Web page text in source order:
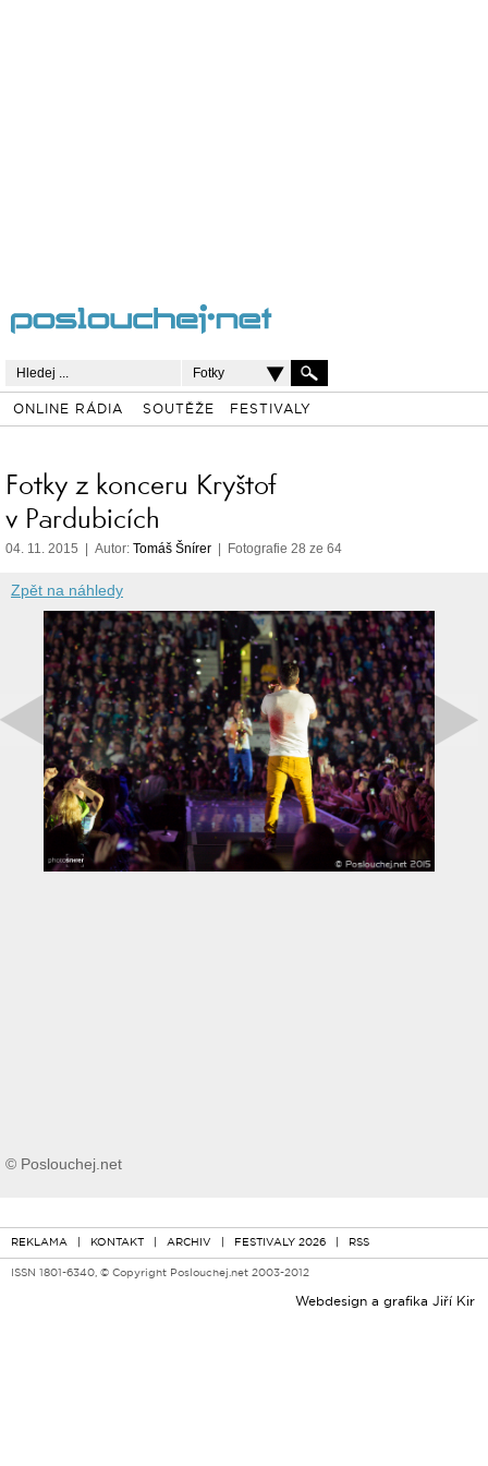
Fotky
ONLINE RÁDIA SOUTĚŽE FESTIVALY
Fotky z konceru Kryštof
v Pardubicích
04. 11. 2015 | Autor: Tomáš Šnírer | Fotografie 28 ze 64
Zpět na náhledy
© Poslouchej.net
REKLAMA | KONTAKT | ARCHIV | FESTIVALY 2026 | RSS
ISSN 1801-6340, © Copyright Poslouchej.net 2003-2012
Webdesign a grafika Jiří Kir